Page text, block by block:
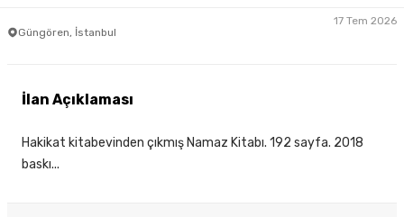
Güngören, İstanbul
17 Tem 2026
İlan Açıklaması
Hakikat kitabevinden çıkmış Namaz Kitabı. 192 sayfa. 2018
baskı...